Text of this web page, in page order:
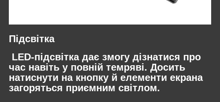
Підсвітка
LED-підсвітка дає змогу дізнатися про
час навіть у повній темряві. Досить
натиснути на кнопку й елементи екрана
загоряться приємним світлом.